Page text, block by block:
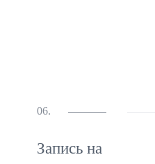
06.
Запись на